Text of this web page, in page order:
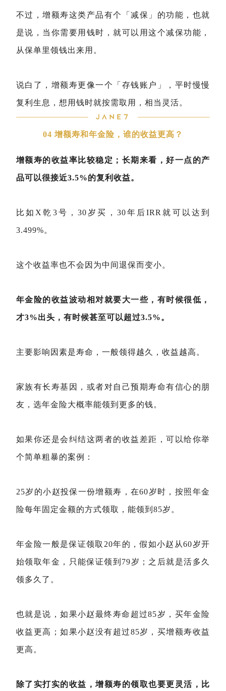
不过，增额寿这类产品有个「减保」的功能，也就
是说，当你需要用钱时，就可以用这个减保功能，
从保单里领钱出来用。
说白了，增额寿更像一个「存钱账户」，平时慢慢
复利生息，想用钱时就按需取用，相当灵活。
04 增额寿和年金险，谁的收益更高？
增额寿的收益率比较稳定；长期来看，好一点的产
品可以很接近3.5%的复利收益。
比如X乾3号，30岁买，30年后IRR就可以达到
3.499%。
这个收益率也不会因为中间退保而变小。
年金险的收益波动相对就要大一些，有时候很低，
才3%出头，有时候甚至可以超过3.5%。
主要影响因素是寿命，一般领得越久，收益越高。
家族有长寿基因，或者对自己预期寿命有信心的朋
友，选年金险大概率能领到更多的钱。
如果你还是会纠结这两者的收益差距，可以给你举
个简单粗暴的案例：
25岁的小赵投保一份增额寿，在60岁时，按照年金
险每年固定金额的方式领取，能领到85岁。
年金险一般是保证领取20年的，假如小赵从60岁开
始领取年金，只能保证领到79岁；之后就是活多久
领多久了。
也就是说，如果小赵最终寿命超过85岁，买年金险
收益更高；如果小赵没有超过85岁，买增额寿收益
更高。
除了实打实的收益，增额寿的领取也要更灵活，比